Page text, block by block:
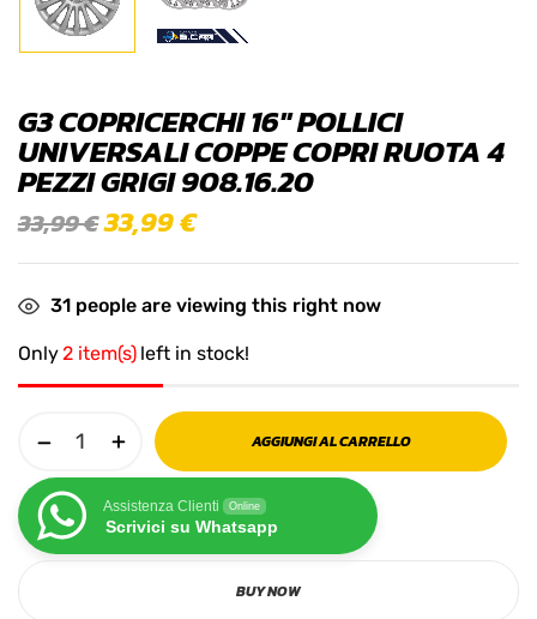
G3 COPRICERCHI 16'' POLLICI
UNIVERSALI COPPE COPRI RUOTA 4
PEZZI GRIGI 908.16.20
33,99€33,99€
31 people are viewing this right now
Only2 item(s) left in stock!
AGGIUNGI AL CARRELLO
Assistenza Clienti Online
Scrivici su Whatsapp
BUY NOW